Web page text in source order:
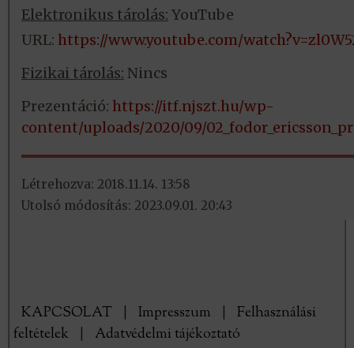
Elektronikus tárolás: YouTube
URL: https://www.youtube.com/
Fizikai tárolás: Nincs
Prezentáció: https://itf.njszt.hu/wp-
content/uploads/2020/09/
Létrehozva: 2018.11.14. 13:58
Utolsó módosítás: 2023.09.01. 20:43
KAPCSOLAT Impresszum
Felhasználási
feltételek
Adatvédelmi tájékoztató